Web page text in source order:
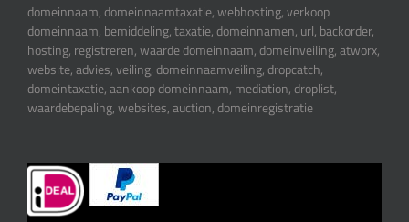
domeinnaam, domeinnaamtaxatie, webhosting, verkoop
domeinnaam, bemiddeling, taxatie, domeinnamen, url, backorder,
hosting, registreren, waarde domeinnaam, domeinveiling, atworx,
website, advies, veiling, domeinnaamveiling, dropcatch,
domeintaxatie, aankoop domeinnaam, mediation, droplist,
waardebepaling, websites, auction, domeinregistratie